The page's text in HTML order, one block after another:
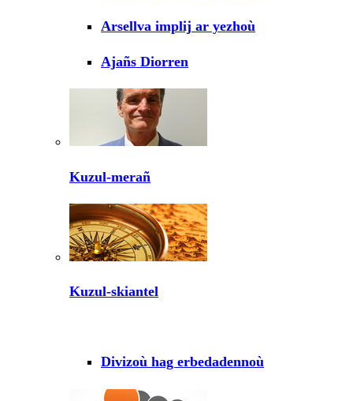
Arsellva implij ar yezhoù
Ajañs Diorren
Kuzul-merañ
Kuzul-skiantel
Divizoù hag erbedadennoù